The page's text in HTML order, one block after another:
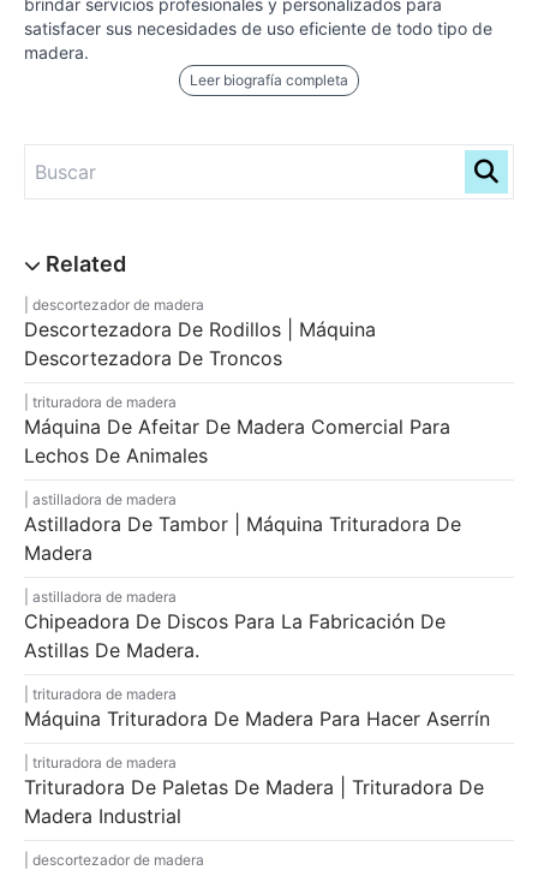
brindar servicios profesionales y personalizados para
satisfacer sus necesidades de uso eficiente de todo tipo de
madera.
Leer biografía completa
descortezador de madera
Descortezadora De Rodillos | Máquina
Descortezadora De Troncos
trituradora de madera
Máquina De Afeitar De Madera Comercial Para
Lechos De Animales
astilladora de madera
Astilladora De Tambor | Máquina Trituradora De
Madera
astilladora de madera
Chipeadora De Discos Para La Fabricación De
Astillas De Madera.
trituradora de madera
Máquina Trituradora De Madera Para Hacer Aserrín
trituradora de madera
Trituradora De Paletas De Madera | Trituradora De
Madera Industrial
descortezador de madera